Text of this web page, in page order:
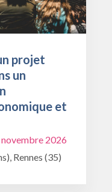
projet
un
et
2026
Rennes (35)